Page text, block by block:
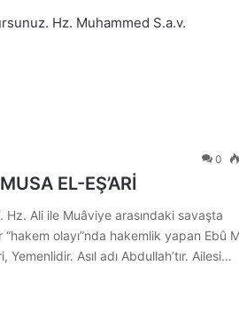
Hz. Muhammed S.a.v.
0
EL-EŞ’ARİ
Hz. Ali ile Muâviye arasındaki savaşta
“hakem olayı”nda hakemlik yapan Ebû
Yemenlidir. Asıl adı Abdullah’tır. Ailesi…